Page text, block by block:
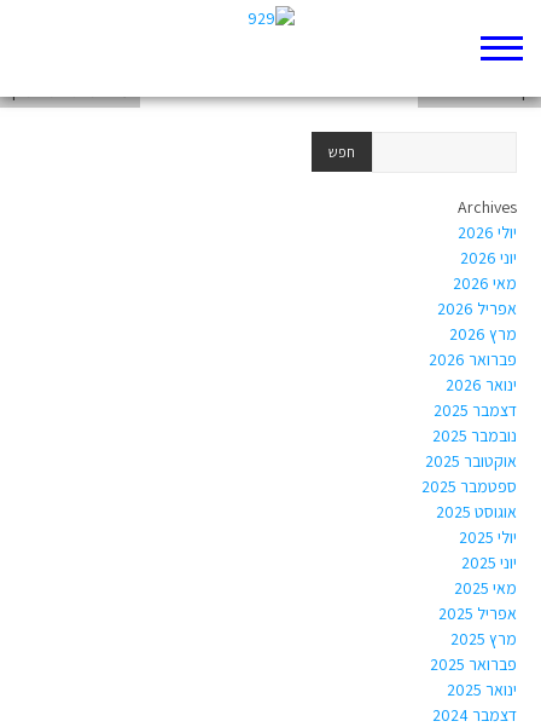
Archives
יולי 2026
יוני 2026
מאי 2026
אפריל 2026
מרץ 2026
פברואר 2026
ינואר 2026
דצמבר 2025
נובמבר 2025
אוקטובר 2025
ספטמבר 2025
אוגוסט 2025
יולי 2025
יוני 2025
מאי 2025
אפריל 2025
מרץ 2025
פברואר 2025
ינואר 2025
דצמבר 2024